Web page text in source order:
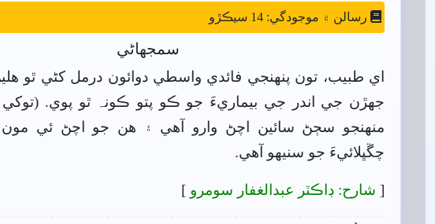
رسالن ۾ موجودگي: 14 سيڪڙو
سمجهاڻي
اي طبيب، تون پنھنجي فائدي واسطي دوائون درمل کڻي ٿو
جھڙن جي اندر جي بيماريءَ جو ڪو پتو ڪونہ ٿو پوي.
منھنجو سڄڻ سائين اچڻ وارو آهي ۽ هن جو اچڻ ئي
چڱڀلائيءَ جو سنيھو آهي.
[ شارح: ڊاڪٽر عبدالغفار سومرو ]